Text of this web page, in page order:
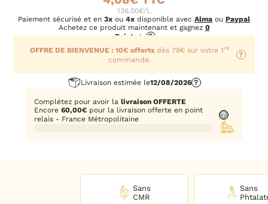
136.00€/L
Paiement sécurisé et en 3x ou 4x disponible avec Alma ou Paypal
Achetez ce produit maintenant et gagnez 0
Points! ?
Livraison estimée le12/08/2026 ?
Complétez pour avoir lalivraison OFFERTE
Encore60,00€ pour la livraison offerte en point
relais - France Métropolitaine
?
OFFRE DE BIENVENUE : 10€ offertsdès 79€ sur votre 1 re
commande.
?
Sans
CMR
Sans